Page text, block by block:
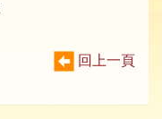
回上一頁